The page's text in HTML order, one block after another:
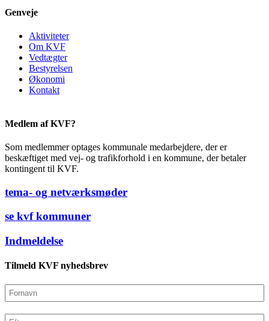
Genveje
Aktiviteter
Om KVF
Vedtægter
Bestyrelsen
Økonomi
Kontakt
Medlem af KVF?
Som medlemmer optages kommunale medarbejdere, der er
beskæftiget med vej- og trafikforhold i en kommune, der betaler
kontingent til KVF.
tema- og netværksmøder
se kvf kommuner
Indmeldelse
Tilmeld KVF nyhedsbrev